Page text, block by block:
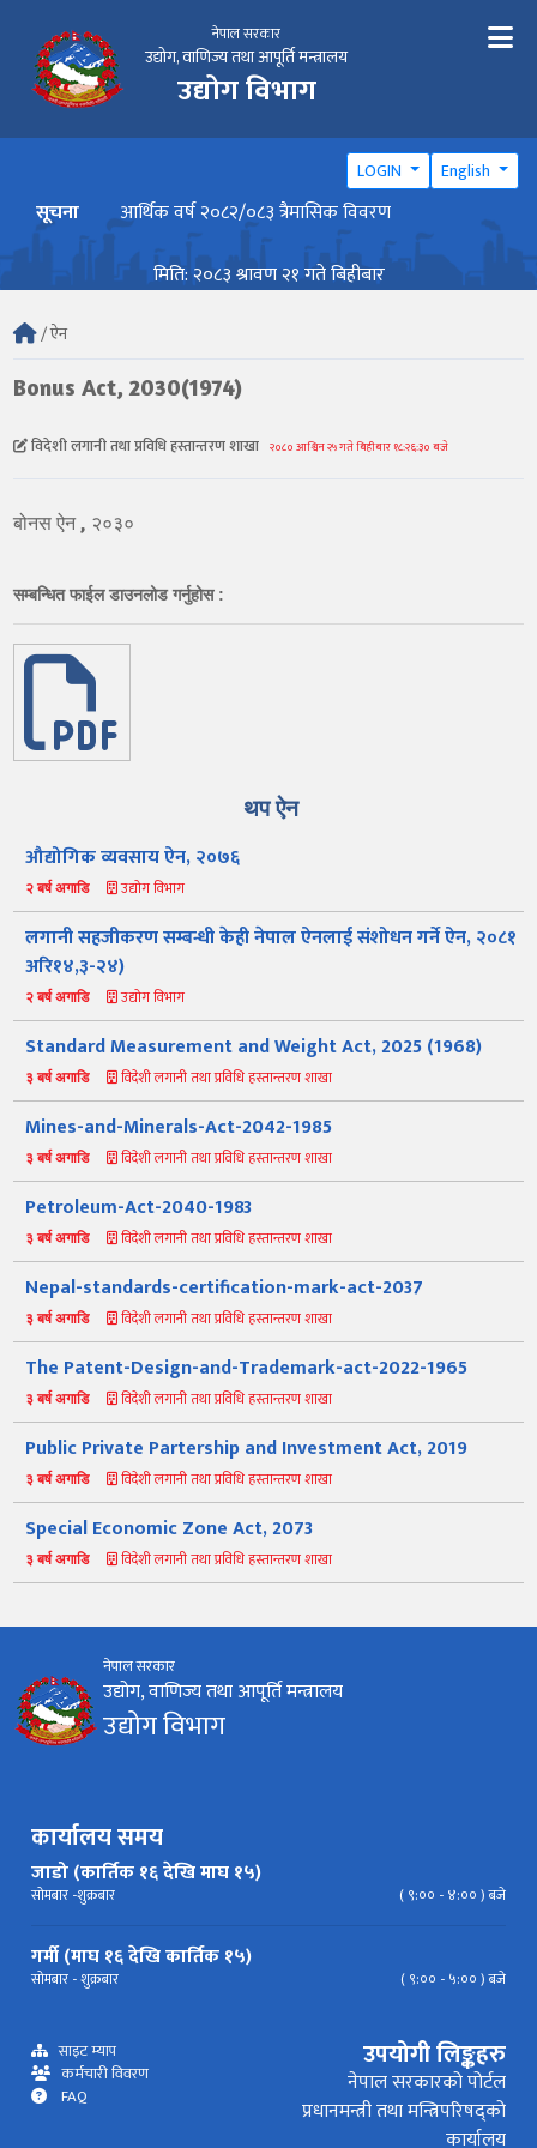
नेपाल सरकार
उद्योग, वाणिज्य तथा आपूर्ति मन्त्रालय
उद्योग विभाग
LOGIN English
सूचना आर्थिक वर्ष २०८२/०८३ त्रैमासिक विवरण
मिति: २०८३ श्रावण २१ गते बिहीबार
/ ऐन
Bonus Act, 2030(1974)
विदेशी लगानी तथा प्रविधि हस्तान्तरण शाखा २०८० आश्विन २५ गते बिहीबार १८:२६:३० बजे
बोनस ऐन , २०३०
सम्बन्धित फाईल डाउनलोड गर्नुहोस :
थप ऐन
औद्योगिक व्यवसाय ऐन, २०७६
२ बर्ष अगाडि उद्योग विभाग
लगानी सहजीकरण सम्बन्धी केही नेपाल ऐनलाई संशोधन गर्ने ऐन, २०८१
अरि१४,३-२४)
२ बर्ष अगाडि उद्योग विभाग
Standard Measurement and Weight Act, 2025 (1968)
३ बर्ष अगाडि विदेशी लगानी तथा प्रविधि हस्तान्तरण शाखा
Mines-and-Minerals-Act-2042-1985
३ बर्ष अगाडि विदेशी लगानी तथा प्रविधि हस्तान्तरण शाखा
Petroleum-Act-2040-1983
३ बर्ष अगाडि विदेशी लगानी तथा प्रविधि हस्तान्तरण शाखा
Nepal-standards-certification-mark-act-2037
३ बर्ष अगाडि विदेशी लगानी तथा प्रविधि हस्तान्तरण शाखा
The Patent-Design-and-Trademark-act-2022-1965
३ बर्ष अगाडि विदेशी लगानी तथा प्रविधि हस्तान्तरण शाखा
Public Private Partership and Investment Act, 2019
३ बर्ष अगाडि विदेशी लगानी तथा प्रविधि हस्तान्तरण शाखा
Special Economic Zone Act, 2073
३ बर्ष अगाडि विदेशी लगानी तथा प्रविधि हस्तान्तरण शाखा
नमस्ते, यहाँहरुलाई उद्योग विभागमा हार्दिक स्वागत छ। म तपाईंको स्वचालित
औद्योगिक ऐन र नियमावली प्रकाशनहरू
सूचना समाचार प्रकाशन
सूचनाको हक
औद्योगिक तथ्याङ्क
बोलपत्र
नेपाल सरकार
उद्योग, वाणिज्य तथा आपूर्ति मन्त्रालय
उद्योग विभाग
कार्यालय समय
जाडो (कार्तिक १६ देखि माघ १५)
सोमबार -शुक्रबार ( ९:०० - ४:०० ) बजे
गर्मी (माघ १६ देखि कार्तिक १५)
सोमबार - शुक्रबार ( ९:०० - ५:०० ) बजे
साइट म्याप
कर्मचारी विवरण
FAQ
उपयोगी लिङ्कहरु
नेपाल सरकारको पोर्टल
प्रधानमन्त्री तथा मन्त्रिपरिषद्को
कार्यालय